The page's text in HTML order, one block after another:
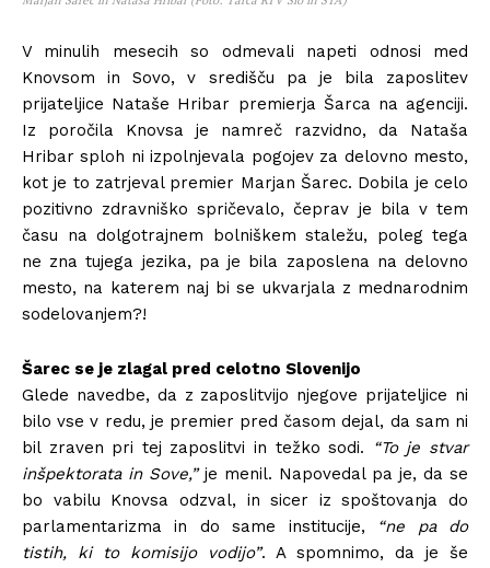
V minulih mesecih so odmevali napeti odnosi med
Knovsom in Sovo, v središču pa je bila zaposlitev
prijateljice Nataše Hribar premierja Šarca na agenciji.
Iz poročila Knovsa je namreč razvidno, da Nataša
Hribar sploh ni izpolnjevala pogojev za delovno mesto,
kot je to zatrjeval premier Marjan Šarec. Dobila je celo
pozitivno zdravniško spričevalo, čeprav je bila v tem
času na dolgotrajnem bolniškem staležu, poleg tega
ne zna tujega jezika, pa je bila zaposlena na delovno
mesto, na katerem naj bi se ukvarjala z mednarodnim
sodelovanjem?!
Šarec se je zlagal pred celotno Slovenijo
Glede navedbe, da z zaposlitvijo njegove prijateljice ni
bilo vse v redu, je premier pred časom dejal, da sam ni
bil zraven pri tej zaposlitvi in težko sodi.
“To je stvar
inšpektorata in Sove,”je menil. Napovedal pa je, da se
bo vabilu Knovsa odzval, in sicer iz spoštovanja do
parlamentarizma in do same institucije, “ne pa do
tistih, ki to komisijo vodijo”. A spomnimo, da je še